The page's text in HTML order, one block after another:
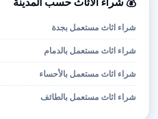
شراء اثاث مستعمل بجدة
شراء اثاث مستعمل بالدمام
شراء اثاث مستعمل بالأحساء
شراء اثاث مستعمل بالطائف